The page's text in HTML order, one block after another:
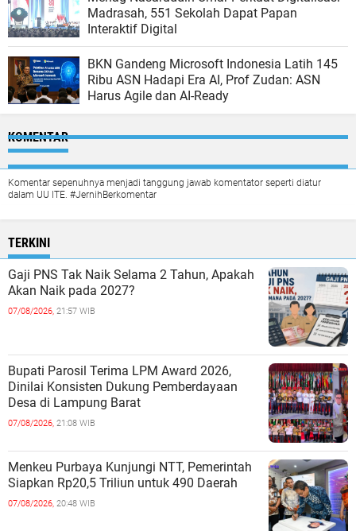
Madrasah, 551 Sekolah Dapat Papan
Interaktif Digital
BKN Gandeng Microsoft Indonesia Latih 145
Ribu ASN Hadapi Era AI, Prof Zudan: ASN
Harus Agile dan AI-Ready
KOMENTAR
Komentar sepenuhnya menjadi tanggung jawab komentator seperti diatur
dalam UU ITE. #JernihBerkomentar
TERKINI
Gaji PNS Tak Naik Selama 2 Tahun, Apakah
Akan Naik pada 2027?
07/08/2026, 21:57 WIB
Bupati Parosil Terima LPM Award 2026,
Dinilai Konsisten Dukung Pemberdayaan
Desa di Lampung Barat
07/08/2026, 21:08 WIB
Menkeu Purbaya Kunjungi NTT, Pemerintah
Siapkan Rp20,5 Triliun untuk 490 Daerah
07/08/2026, 20:48 WIB